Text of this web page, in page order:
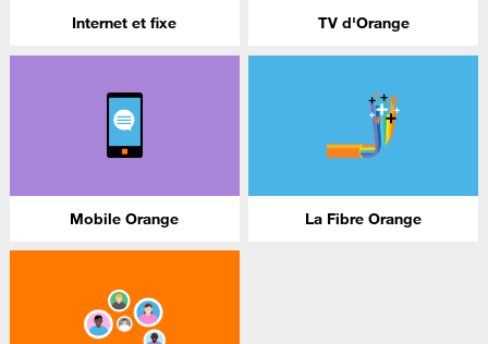
Internet et fixe TV d'Orange
Mobile Orange La Fibre Orange